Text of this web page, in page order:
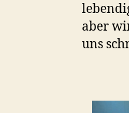
aber
uns